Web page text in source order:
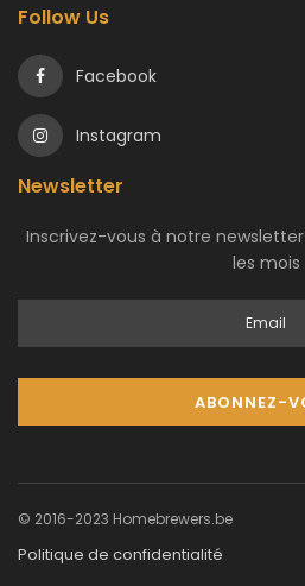
Follow Us
Facebook
Instagram
Newsletter
Inscrivez-vous à notre
les mois
© 2016-2023 Homebrewers.be
Politique de confidentialité